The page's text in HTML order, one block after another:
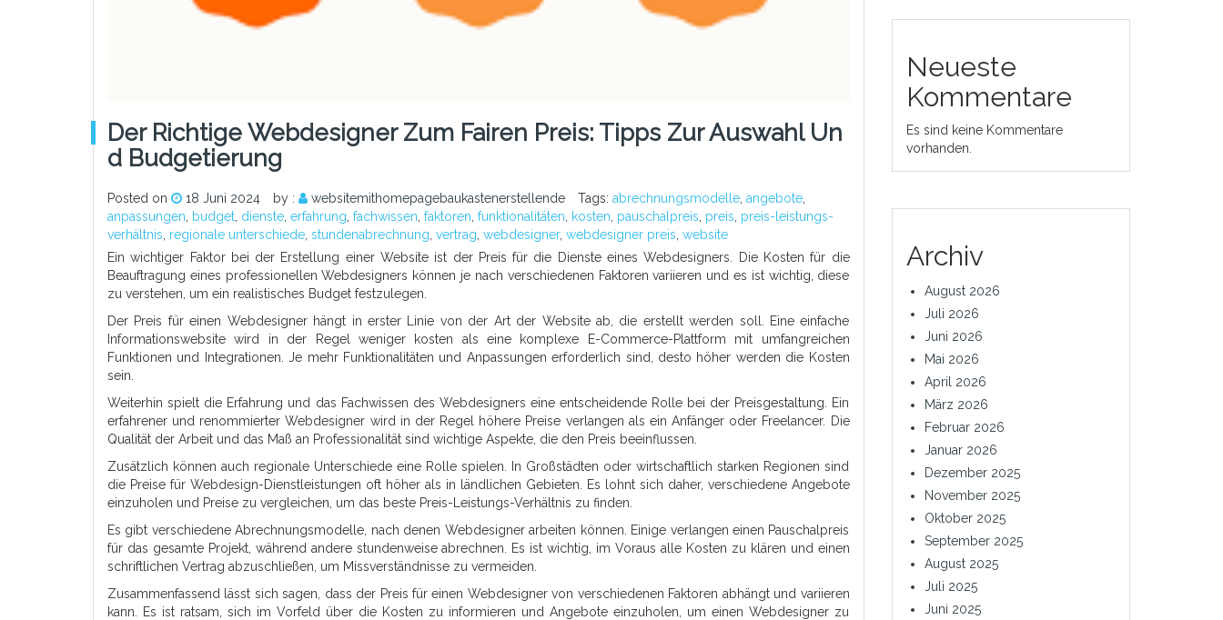
Der Richtige Webdesigner Zum Fairen Preis: Tipps Zur Auswahl Un
D Budgetierung
Posted on 18 Juni 2024 by : websitemithomepagebaukastenerstellende Tags: abrechnungsmodelle angebote
anpassungen budget dienste erfahrung fachwissen faktoren funktionalitäten kosten pauschalpreis preis preis-leistungs-
verhältnis regionale unterschiede stundenabrechnung vertrag webdesigner, webdesigner preis website
Ein wichtiger Faktor bei der Erstellung einer Website ist der Preis für die Dienste eines Webdesigners. Die Kosten für die
Beauftragung eines professionellen Webdesigners können je nach verschiedenen Faktoren variieren und es ist wichtig, diese
zu verstehen, um ein realistisches Budget festzulegen.
Der Preis für einen Webdesigner hängt in erster Linie von der Art der Website ab, die erstellt werden soll. Eine einfache
Informationswebsite wird in der Regel weniger kosten als eine komplexe E-Commerce-Plattform mit umfangreichen
Funktionen und Integrationen. Je mehr Funktionalitäten und Anpassungen erforderlich sind, desto höher werden die Kosten
sein.
Weiterhin spielt die Erfahrung und das Fachwissen des Webdesigners eine entscheidende Rolle bei der Preisgestaltung. Ein
erfahrener und renommierter Webdesigner wird in der Regel höhere Preise verlangen als ein Anfänger oder Freelancer. Die
Qualität der Arbeit und das Maß an Professionalität sind wichtige Aspekte, die den Preis beeinflussen.
Zusätzlich können auch regionale Unterschiede eine Rolle spielen. In Großstädten oder wirtschaftlich starken Regionen sind
die Preise für Webdesign-Dienstleistungen oft höher als in ländlichen Gebieten. Es lohnt sich daher, verschiedene Angebote
einzuholen und Preise zu vergleichen, um das beste Preis-Leistungs-Verhältnis zu finden.
Es gibt verschiedene Abrechnungsmodelle, nach denen Webdesigner arbeiten können. Einige verlangen einen Pauschalpreis
für das gesamte Projekt, während andere stundenweise abrechnen. Es ist wichtig, im Voraus alle Kosten zu klären und einen
schriftlichen Vertrag abzuschließen, um Missverständnisse zu vermeiden.
Zusammenfassend lässt sich sagen, dass der Preis für einen Webdesigner von verschiedenen Faktoren abhängt und variieren
kann. Es ist ratsam, sich im Vorfeld über die Kosten zu informieren und Angebote einzuholen, um einen Webdesigner zu
Neueste
Kommentare
Es sind keine Kommentare
vorhanden.
Archiv
August 2026
Juli 2026
Juni 2026
Mai 2026
April 2026
März 2026
Februar 2026
Januar 2026
Dezember 2025
November 2025
Oktober 2025
September 2025
August 2025
Juli 2025
Juni 2025